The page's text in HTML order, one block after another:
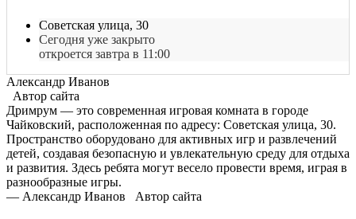
Советская улица, 30
Сегодня уже закрыто
откроется завтра в 11:00
Александр Иванов
Автор сайта
Дримрум — это современная игровая комната в городе
Чайковский, расположенная по адресу: Советская улица, 30.
Пространство оборудовано для активных игр и развлечений
детей, создавая безопасную и увлекательную среду для отдыха
и развития. Здесь ребята могут весело провести время, играя в
разнообразные игры.
— Александр Иванов Автор сайта